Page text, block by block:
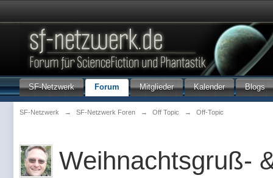
SF-Netzwerk Forum Mitglieder Kalender Blogs
SF-Netzwerk → SF-Netzwerk Foren → Off Topic → Off-Topic
Weihnachtsgruß-